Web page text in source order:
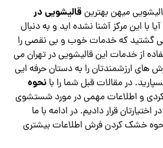
میهن بهترین قالیشویی در
با این مرکز آشنا نشده اید و به دنبال
گشتید که خدمات خوب و بی نقصی را
از خدمات این قالیشویی در تهران می
های ارزشمندتان را به دستان حرفه ایی
در مقالات قبل شما را بانحوه
و اطلاعات مهمی در مورد شستشوی
قرار دادیم. در ادامه با ما
نحوه خشک کردن فرش اطلاعات بیشتری